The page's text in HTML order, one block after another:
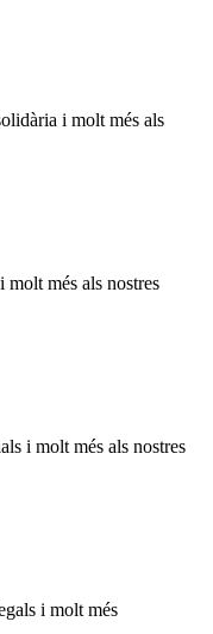
i molt més als
més als nostres
i molt més als nostres
i molt més